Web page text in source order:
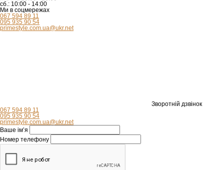
сб.: 10:00 - 14:00
Ми в соцмережах
067 594 89 11
095 935 90 54
primestyle.com.ua@ukr.net
Зворотній дзвінок
067 594 89 11
095 935 90 54
primestyle.com.ua@ukr.net
Ваше ім’я
Номер телефону